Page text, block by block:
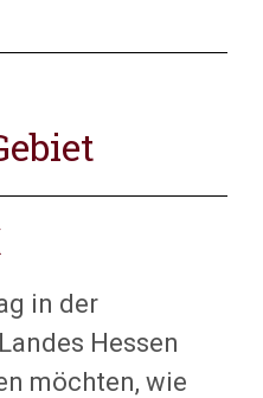
in der
Hessen
möchten, wie